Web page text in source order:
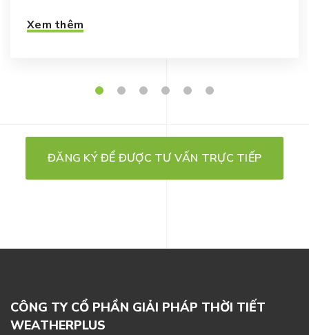
Xem thêm
ĐĂNG KÝ ĐỂ ĐƯỢC TƯ VẤN TRỰC TIẾP
CÔNG TY CỔ PHẦN GIẢI PHÁP THỜI TIẾT
WEATHERPLUS